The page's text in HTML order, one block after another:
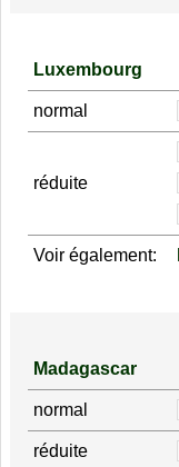
Luxembourg
normal
réduite
Voir également:
Madagascar
normal
réduite